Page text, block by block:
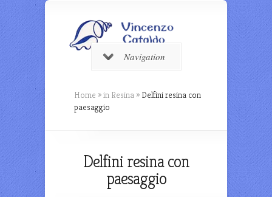
Navigation
Home »in Resina » Delfini resina con
paesaggio
Delfini resina con
paesaggio